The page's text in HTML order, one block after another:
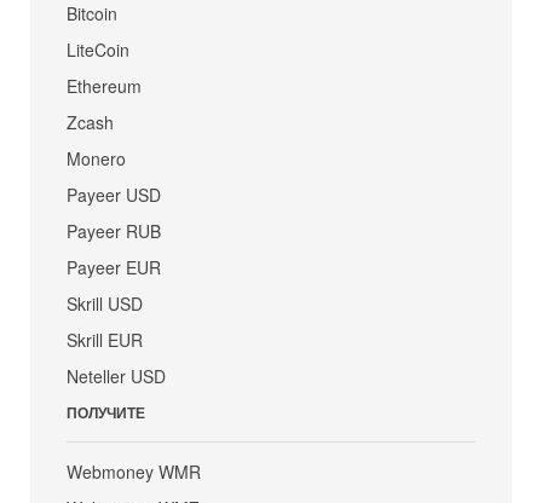
Bitcoin
LiteCoin
Ethereum
Zcash
Monero
Payeer USD
Payeer RUB
Payeer EUR
Skrill USD
Skrill EUR
Neteller USD
ПОЛУЧИТЕ
Webmoney WMR